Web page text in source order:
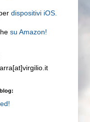
dispositivi iOS.
su Amazon!